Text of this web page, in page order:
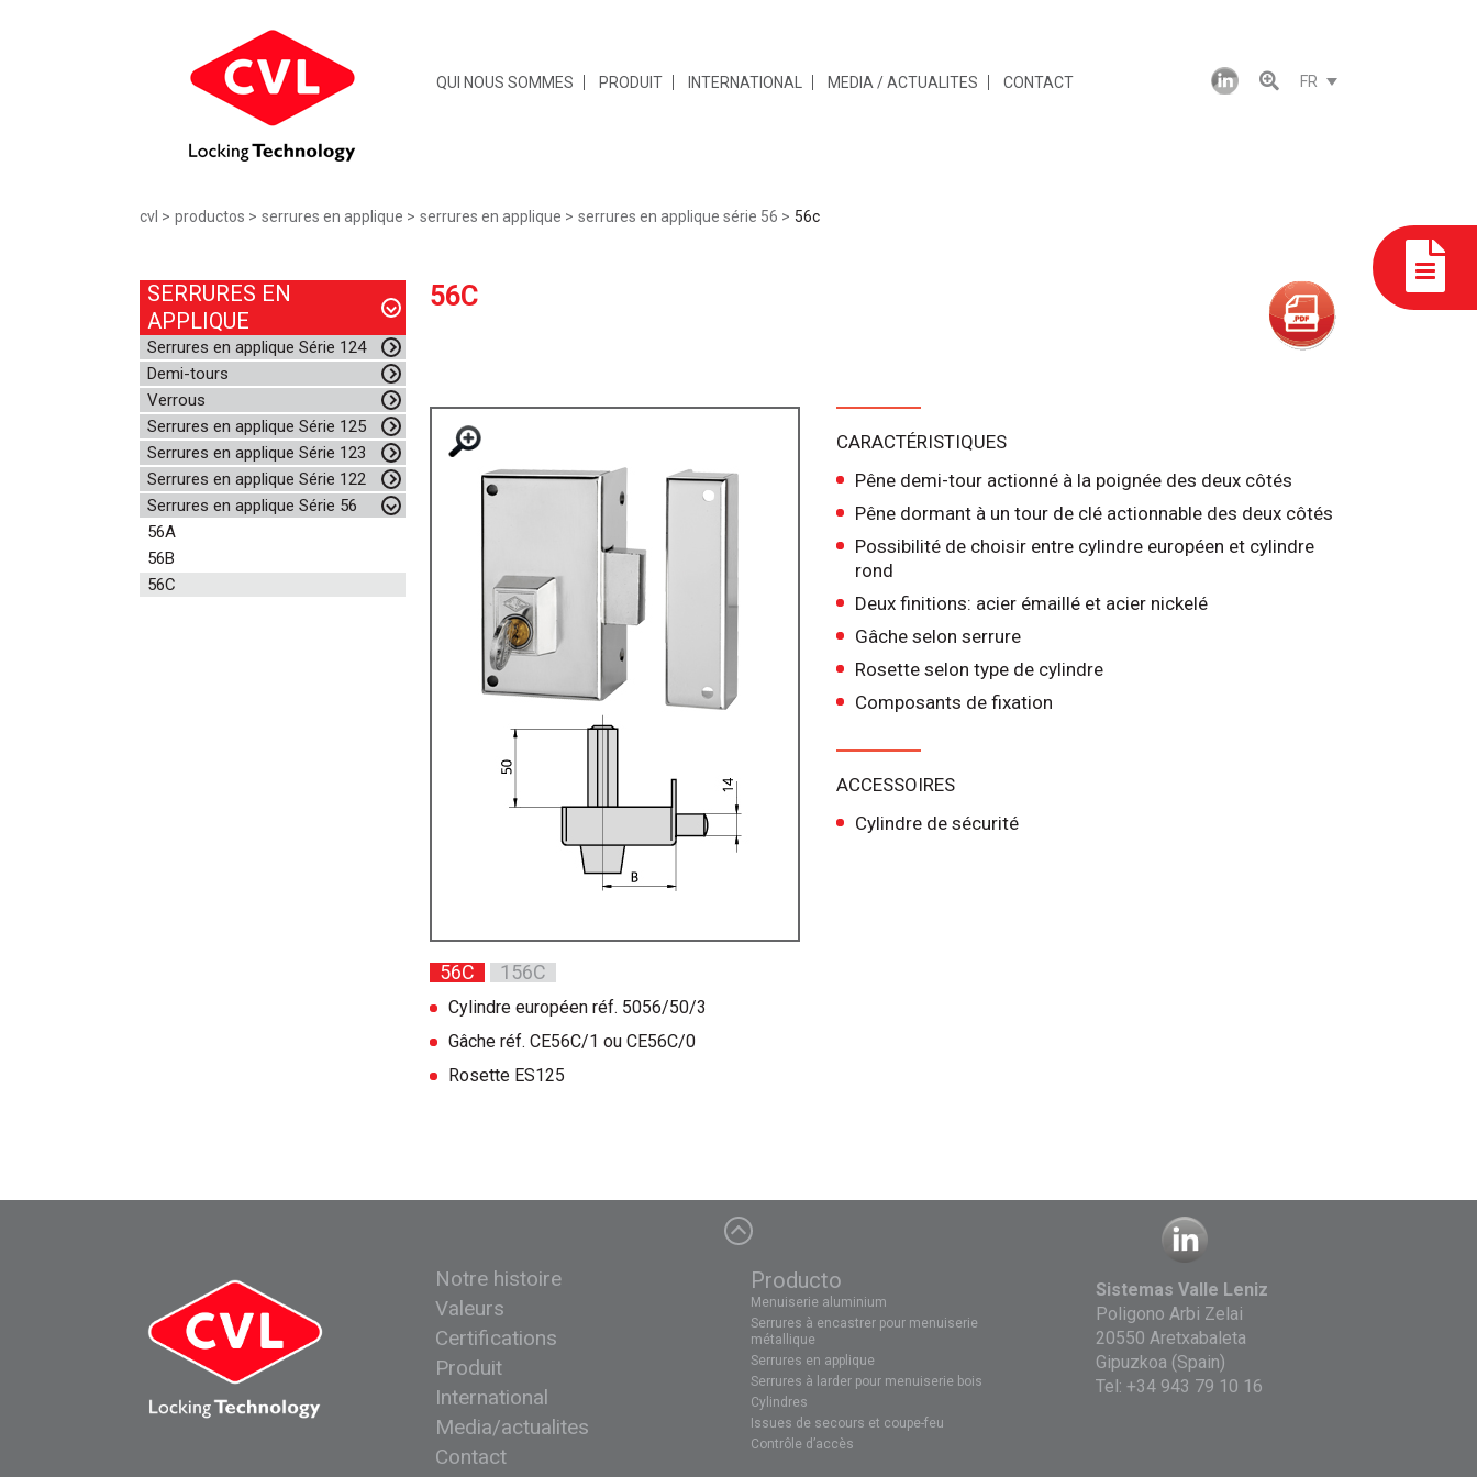
QUI NOUS SOMMES PRODUIT INTERNATIONAL MEDIA / ACTUALITES CONTACT FR
cvl productos serrures en applique serrures en applique serrures en applique série 56 56c
SERRURES EN
APPLIQUE
Serrures en applique Série 124
Demi-tours
Verrous
Serrures en applique Série 125
Serrures en applique Série 123
Serrures en applique Série 122
Serrures en applique Série 56
56A
56B
56C
56C
CARACTÉRISTIQUES
Pêne demi-tour actionné à la poignée des deux côtés
Pêne dormant à un tour de clé actionnable des deux côtés
Possibilité de choisir entre cylindre européen et cylindre
rond
Deux finitions: acier émaillé et acier nickelé
Gâche selon serrure
Rosette selon type de cylindre
Composants de fixation
ACCESSOIRES
Cylindre de sécurité
56C 156C
Cylindre européen réf. 5056/50/3
Gâche réf. CE56C/1 ou CE56C/0
Rosette ES125
Notre histoire
Valeurs
Certifications
Produit
International
Media/actualites
Contact
Producto
Menuiserie aluminium
Serrures à encastrer pour menuiserie
métallique
Serrures en applique
Serrures à larder pour menuiserie bois
Cylindres
Issues de secours et coupe-feu
Contrôle d’accès
Sistemas Valle Leniz
Poligono Arbi Zelai
20550 Aretxabaleta
Gipuzkoa (Spain)
Tel: +34 943 79 10 16